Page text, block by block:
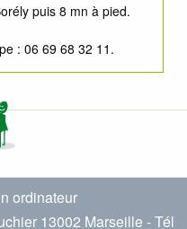
puis 8 mn à pied.
: 06 69 68 32 11.
ordinateur
13002 Marseille - Tél